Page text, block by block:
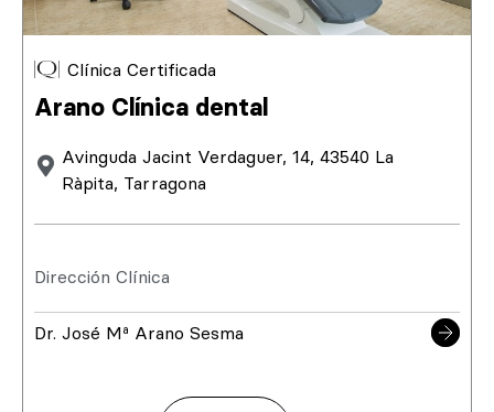
Clínica Certificada
Arano Clínica dental
Avinguda Jacint Verdaguer, 14, 43540 La
Ràpita, Tarragona
Dirección Clínica
Dr. José Mª Arano Sesma